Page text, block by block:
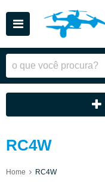
RC4W
Home RC4W